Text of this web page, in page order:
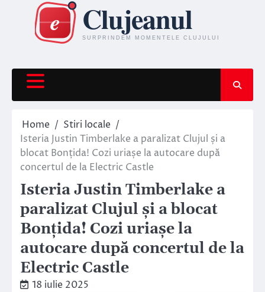
content
Home
Stiri locale
Isteria Justin Timberlake a paralizat Clujul și a
blocat Bonțida! Cozi uriașe la autocare după
concertul de la Electric Castle
Isteria Justin Timberlake a
paralizat Clujul și a blocat
Bonțida! Cozi uriașe la
autocare după concertul de la
Electric Castle
18 iulie 2025